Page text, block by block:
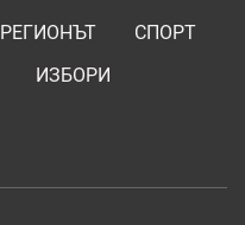
РЕГИОНЪТ
СПОРТ
ИЗБОРИ